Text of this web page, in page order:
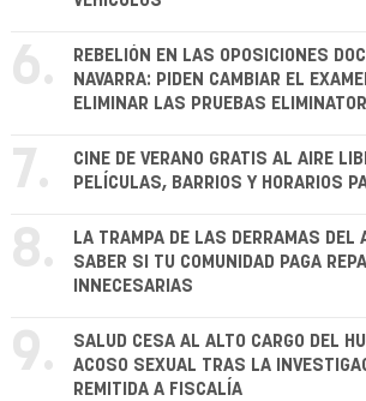
6.
REBELIÓN EN LAS OPOSICIONES
NAVARRA: PIDEN CAMBIAR EL
ELIMINAR LAS PRUEBAS
7.
CINE DE VERANO GRATIS AL AIRE
PELÍCULAS, BARRIOS Y HORARIOS
8.
LA TRAMPA DE LAS DERRAMAS DEL
SABER SI TU COMUNIDAD PAGA
INNECESARIAS
9.
SALUD CESA AL ALTO CARGO DEL
ACOSO SEXUAL TRAS LA
REMITIDA A FISCALÍA